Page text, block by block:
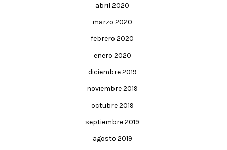
abril 2020
marzo 2020
febrero 2020
enero 2020
diciembre 2019
noviembre 2019
octubre 2019
septiembre 2019
agosto 2019